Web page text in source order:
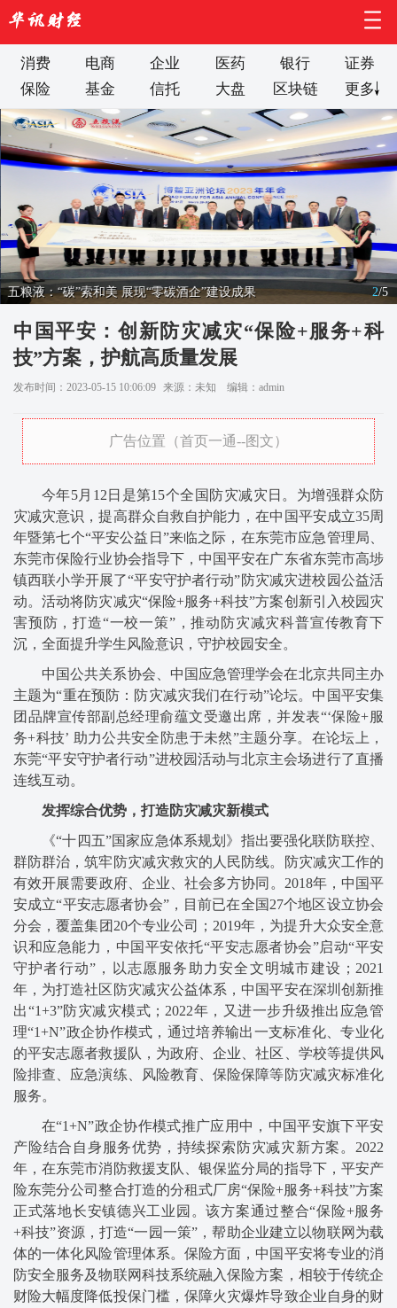
消费 电商 企业 医药 银行
证券
保险
基金 信托 大盘 区块链 更多
五粮液：“碳”索和美 展现“零碳酒企”建设成果 2/5
中国平安：创新防灾减灾“保险+服务+科
技”方案，护航高质量发展
发布时间：2023-05-15 10:06:09 来源：未知 编辑：admin
广告位置（首页一通--图文）
今年5月12日是第15个全国防灾减灾日。为增强群众防
灾减灾意识，提高群众自救自护能力，在中国平安成立35周
年暨第七个“平安公益日”来临之际，在东莞市应急管理局、
东莞市保险行业协会指导下，中国平安在广东省东莞市高埗
镇西联小学开展了“平安守护者行动”防灾减灾进校园公益活
动。活动将防灾减灾“保险+服务+科技”方案创新引入校园灾
害预防，打造“一校一策”，推动防灾减灾科普宣传教育下
沉，全面提升学生风险意识，守护校园安全。
中国公共关系协会、中国应急管理学会在北京共同主办
主题为“重在预防：防灾减灾我们在行动”论坛。中国平安集
团品牌宣传部副总经理俞蕴文受邀出席，并发表“‘保险+服
务+科技’ 助力公共安全防患于未然”主题分享。在论坛上，
东莞“平安守护者行动”进校园活动与北京主会场进行了直播
连线互动。
发挥综合优势，打造防灾减灾新模式
《“十四五”国家应急体系规划》指出要强化联防联控、
群防群治，筑牢防灾减灾救灾的人民防线。防灾减灾工作的
有效开展需要政府、企业、社会多方协同。2018年，中国平
安成立“平安志愿者协会”，目前已在全国27个地区设立协会
分会，覆盖集团20个专业公司；2019年，为提升大众安全意
识和应急能力，中国平安依托“平安志愿者协会”启动“平安
守护者行动”，以志愿服务助力安全文明城市建设；2021
年，为打造社区防灾减灾公益体系，中国平安在深圳创新推
出“1+3”防灾减灾模式；2022年，又进一步升级推出应急管
理“1+N”政企协作模式，通过培养输出一支标准化、专业化
的平安志愿者救援队，为政府、企业、社区、学校等提供风
险排查、应急演练、风险教育、保险保障等防灾减灾标准化
服务。
在“1+N”政企协作模式推广应用中，中国平安旗下平安
产险结合自身服务优势，持续探索防灾减灾新方案。2022
年，在东莞市消防救援支队、银保监分局的指导下，平安产
险东莞分公司整合打造的分租式厂房“保险+服务+科技”方案
正式落地长安镇德兴工业园。该方案通过整合“保险+服务
+科技”资源，打造“一园一策”，帮助企业建立以物联网为载
体的一体化风险管理体系。保险方面，中国平安将专业的消
防安全服务及物联网科技系统融入保险方案，相较于传统企
财险大幅度降低投保门槛，保障火灾爆炸导致企业自身的财